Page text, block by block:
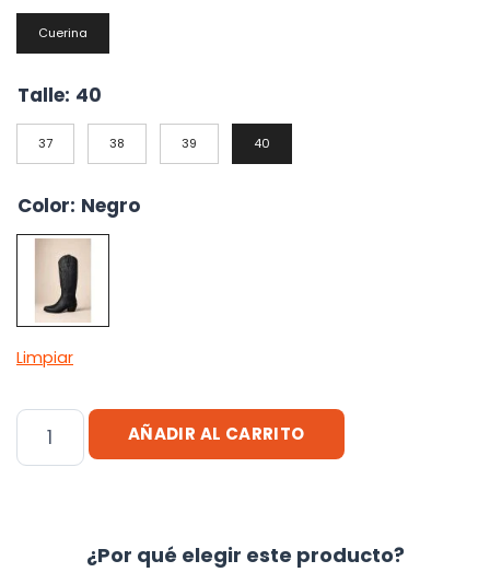
Cuerina
Talle: 40
37 38 39 40
Color: Negro
Limpiar
Bota
Texana
Tinto.uy
AÑADIR AL CARRITO
¿Por qué elegir este producto?